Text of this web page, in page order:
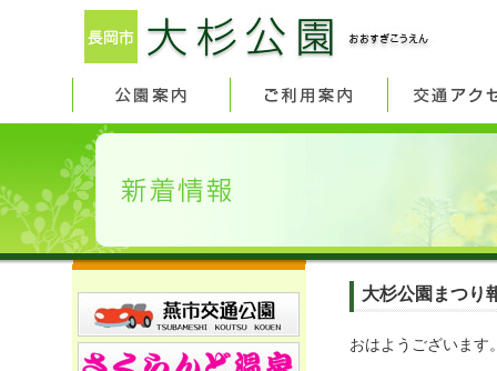
大杉公園まつり
おはようございます